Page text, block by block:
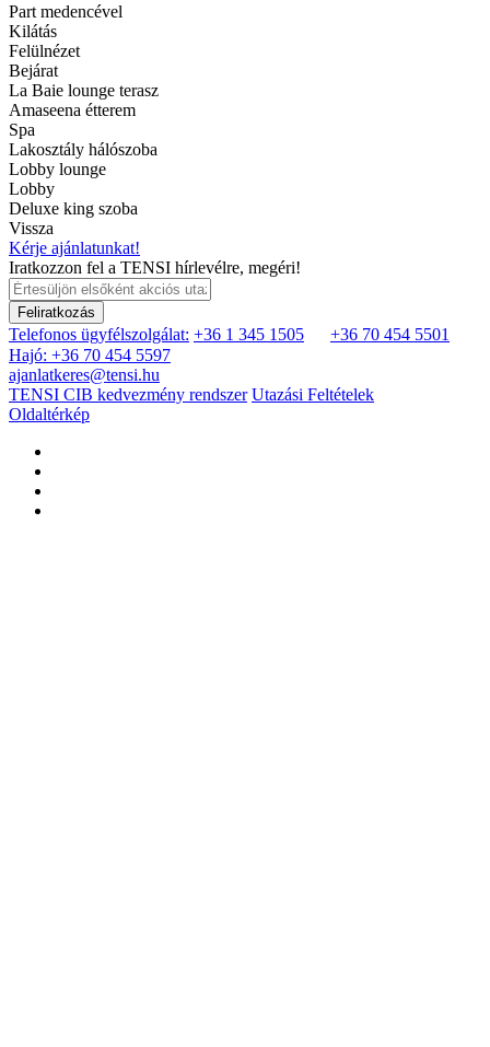
Part medencével
Kilátás
Felülnézet
Bejárat
La Baie lounge terasz
Amaseena étterem
Spa
Lakosztály hálószoba
Lobby lounge
Lobby
Deluxe king szoba
Vissza
Kérje ajánlatunkat!
Iratkozzon fel a TENSI hírlevélre, megéri!
Feliratkozás
Telefonos ügyfélszolgálat: +36 1 345 1505
+36 70 454 5501
Hajó: +36 70 454 5597
ajanlatkeres@tensi.hu
TENSI CIB kedvezmény rendszer Utazási Feltételek
Oldaltérkép